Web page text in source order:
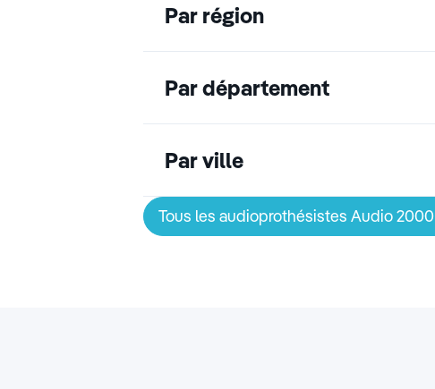
Par région
Par département
Par ville
Tous les audioprothésistes Audio 2000